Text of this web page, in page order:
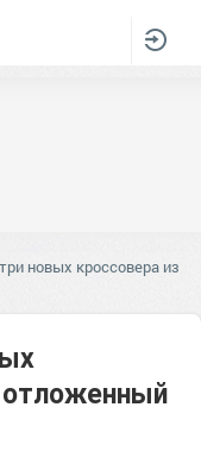
новых кроссовера из
отложенный